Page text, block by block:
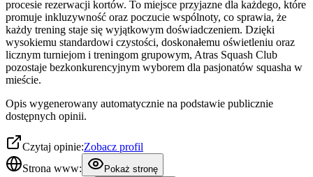
procesie rezerwacji kortów. To miejsce przyjazne dla każdego, które
promuje inkluzywność oraz poczucie wspólnoty, co sprawia, że
każdy trening staje się wyjątkowym doświadczeniem. Dzięki
wysokiemu standardowi czystości, doskonałemu oświetleniu oraz
licznym turniejom i treningom grupowym, Atras Squash Club
pozostaje bezkonkurencyjnym wyborem dla pasjonatów squasha w
mieście.
Opis wygenerowany automatycznie na podstawie publicznie
dostępnych opinii.
Czytaj opinie:Zobacz profil
Strona www:
Pokaż stronę